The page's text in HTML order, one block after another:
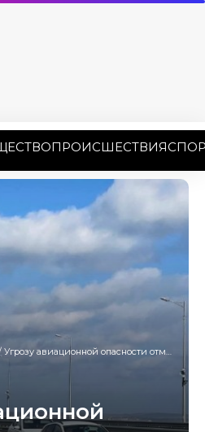
ПРОИСШЕСТВИЯ
Угрозу авиационной опасности отменили на Кубани спустя полтора часа